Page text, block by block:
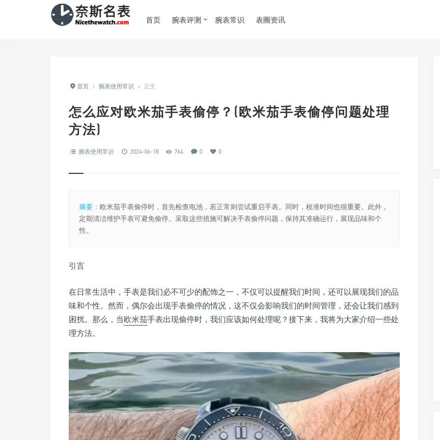
首页 腕表评测 腕表常识 表圈资讯
首页 › 腕表使用常识 › 正文
怎么应对欧米茄手表偷停？(欧米茄手表偷停问题处理
方法)
腕表使用常识 2024-06-18 764 0 0
摘要： 欧米茄手表偷停时，首先检查电池，若正常则尝试重启手表。同时，校准时间也很重要。此外，
定期清洁维护手表可避免偷停。采取这些措施可解决手表偷停问题，保持其准确运行，展现品味和个
性。
引言
在日常生活中，手表是我们必不可少的配饰之一，不仅可以提醒我们时间，还可以展现我们的品
味和个性。然而，偶尔会出现手表偷停的情况，这不仅会影响我们的时间管理，还会让我们感到
困扰。那么，当欧米茄手表出现偷停时，我们应该如何处理呢？接下来，我将为大家介绍一些处
理方法。